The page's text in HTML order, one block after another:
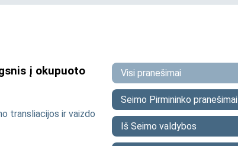
į okupuoto
transliacijos ir vaizdo
Visi pranešimai
Seimo Pirmininko pranešimai
Iš Seimo valdybos